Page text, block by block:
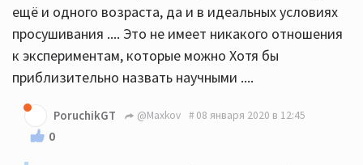
ещё и одного возраста, да и в идеальных условиях
просушивания .... Это не имеет никакого отношения
к экспериментам, которые можно Хотя бы
приблизительно назвать научными ....
PoruchikGT @Maxkov 08 января 2020 в 12:45
0